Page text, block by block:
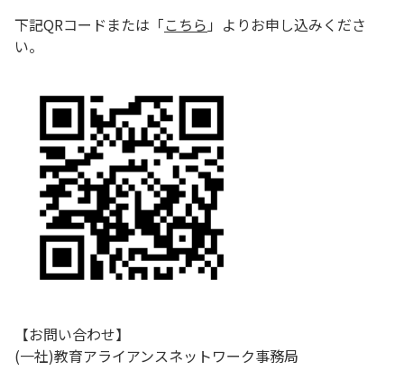
下記QRコードまたは「こちら 」よりお申し込みくださ
い。
【お問い合わせ】
(一社)教育アライアンスネットワーク事務局